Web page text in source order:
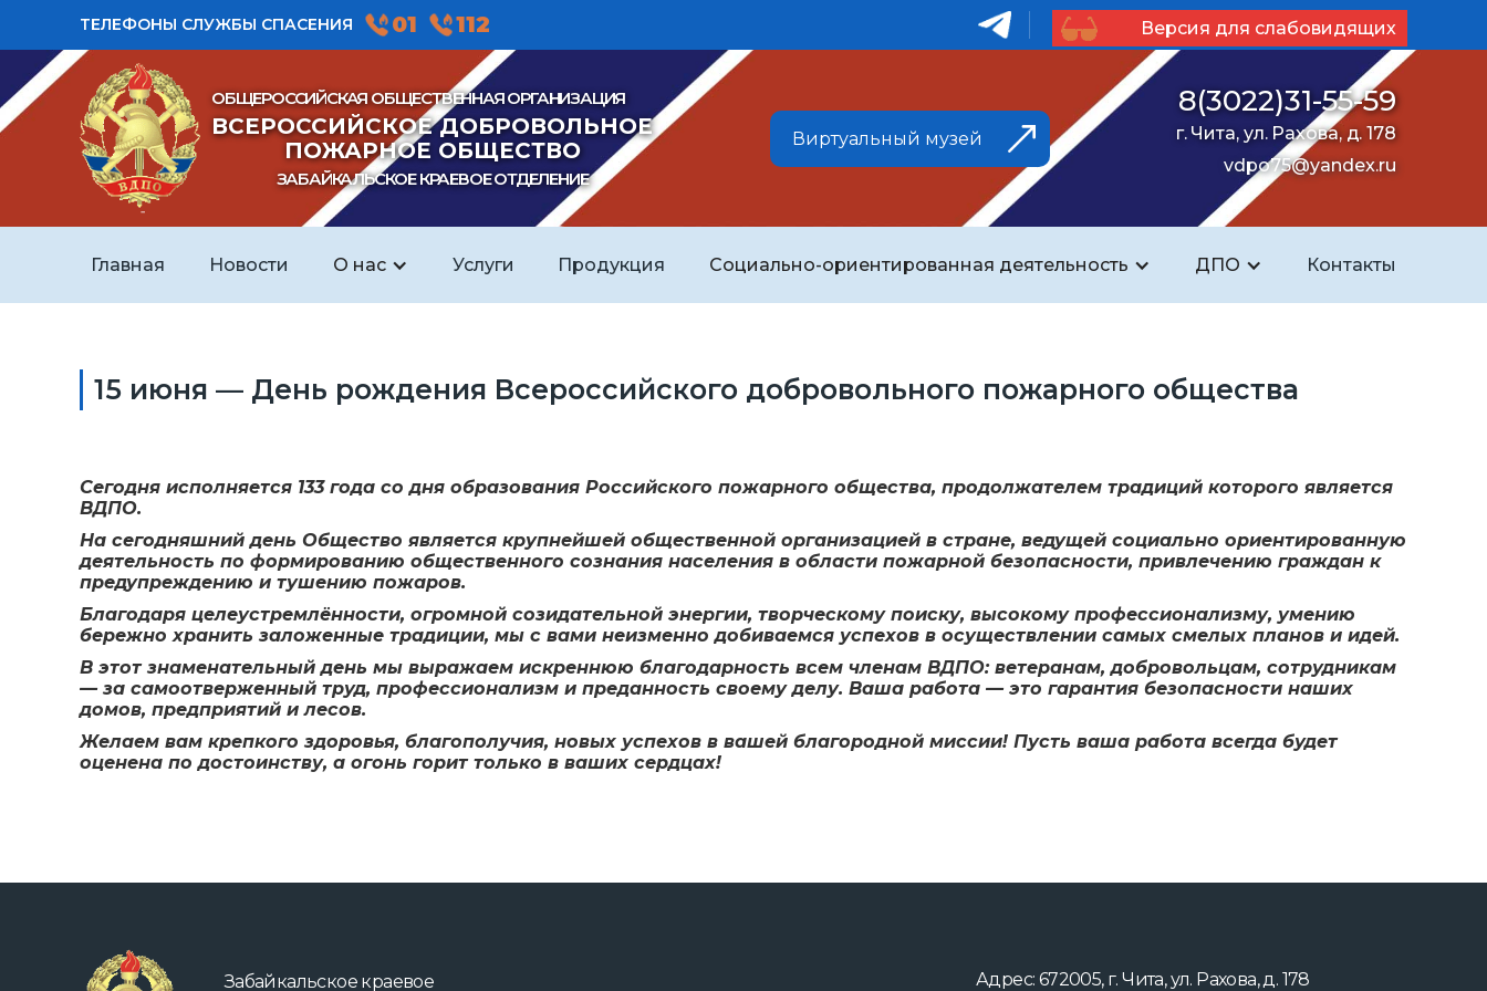
ТЕЛЕФОНЫ СЛУЖБЫ СПАСЕНИЯ 01 112 Версия для слабовидящих
ОБЩЕРОССИЙСКАЯ ОБЩЕСТВЕННАЯ ОРГАНИЗАЦИЯ
ВСЕРОССИЙСКОЕ ДОБРОВОЛЬНОЕ
ПОЖАРНОЕ ОБЩЕСТВО
ЗАБАЙКАЛЬСКОЕ КРАЕВОЕ ОТДЕЛЕНИЕ
Виртуальный музей
8(3022)31-55-59
г. Чита, ул. Рахова, д. 178
vdpo75@yandex.ru
Главная Новости О нас Услуги Продукция Социально-ориентированная деятельность ДПО Контакты
15 июня — День рождения Всероссийского добровольного пожарного общества
Сегодня исполняется 133 года со дня образования Российского пожарного общества, продолжателем традиций которого является
ВДПО.
На сегодняшний день Общество является крупнейшей общественной организацией в стране, ведущей социально ориентированную
деятельность по формированию общественного сознания населения в области пожарной безопасности, привлечению граждан к
предупреждению и тушению пожаров.
Благодаря целеустремлённости, огромной созидательной энергии, творческому поиску, высокому профессионализму, умению
бережно хранить заложенные традиции, мы с вами неизменно добиваемся успехов в осуществлении самых смелых планов и идей.
В этот знаменательный день мы выражаем искреннюю благодарность всем членам ВДПО: ветеранам, добровольцам, сотрудникам
— за самоотверженный труд, профессионализм и преданность своему делу. Ваша работа — это гарантия безопасности наших
домов, предприятий и лесов.
Желаем вам крепкого здоровья, благополучия, новых успехов в вашей благородной миссии! Пусть ваша работа всегда будет
оценена по достоинству, а огонь горит только в ваших сердцах!
Забайкальское краевое Адрес: 672005, г. Чита, ул. Рахова, д. 178